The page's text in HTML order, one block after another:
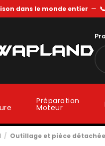
dans le monde entier —
Préparation
Moteur
Outillage et pièce détachée